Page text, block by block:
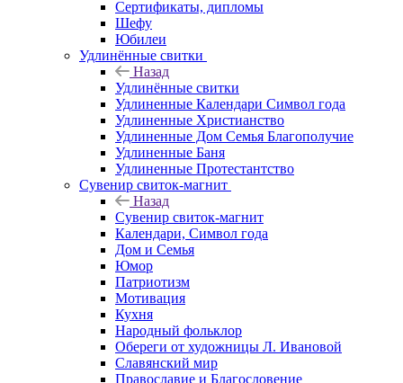
Сертификаты, дипломы
Шефу
Юбилеи
Удлинённые свитки
Назад
Удлинённые свитки
Удлиненные Календари Символ года
Удлиненные Христианство
Удлиненные Дом Семья Благополучие
Удлиненные Баня
Удлиненные Протестантство
Сувенир свиток-магнит
Назад
Сувенир свиток-магнит
Календари, Символ года
Дом и Семья
Юмор
Патриотизм
Мотивация
Кухня
Народный фольклор
Обереги от художницы Л. Ивановой
Славянский мир
Православие и Благословение